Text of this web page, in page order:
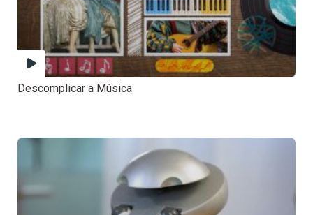
Descomplicar a Música